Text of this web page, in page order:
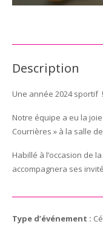
Description
Une année 2024 sportif !
Notre équipe a eu la
Courrières » à la salle
Habillé à l’occasion de
accompagnera ses
Type d’événement :